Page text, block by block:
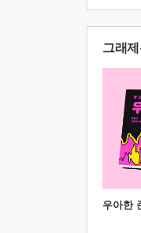
그래
우아한